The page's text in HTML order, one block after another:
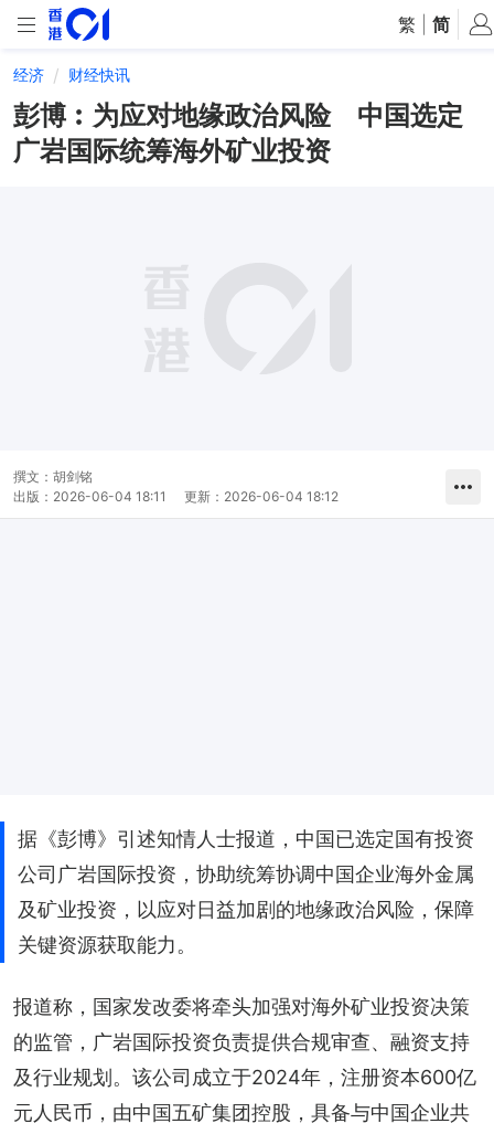
繁 简
经济 财经快讯
彭博︰为应对地缘政治风险 中国选定
广岩国际统筹海外矿业投资
撰文： 胡剑铭
出版： 2026-06-04 18:11 更新： 2026-06-04 18:12
据《彭博》引述知情人士报道，中国已选定国有投资
公司广岩国际投资，协助统筹协调中国企业海外金属
及矿业投资，以应对日益加剧的地缘政治风险，保障
关键资源获取能力。
报道称，国家发改委将牵头加强对海外矿业投资决策
的监管，广岩国际投资负责提供合规审查、融资支持
及行业规划。该公司成立于2024年，注册资本600亿
元人民币，由中国五矿集团控股，具备与中国企业共